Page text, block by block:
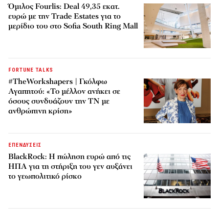
Όμιλος Fourlis: Deal 49,35 εκατ.
ευρώ με την Trade Estates για το
μερίδιο του στο Sofia South Ring Mall
FORTUNE TALKS
#TheWorkshapers | Γκόλφω
Αγαπητού: «Το μέλλον ανήκει σε
όσους συνδυάζουν την ΤΝ με
ανθρώπινη κρίση»
ΕΠΕΝΔΥΣΕΙΣ
BlackRock: Η πώληση ευρώ από τις
ΗΠΑ για τη στήριξη του γεν αυξάνει
το γεωπολιτικό ρίσκο